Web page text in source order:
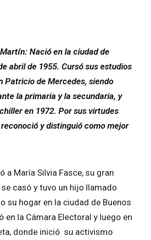
Nació en la ciudad de
abril de 1955. Cursó sus estudios
Patricio de Mercedes, siendo
la primaria y la secundaria, y
en 1972. Por sus virtudes
y distinguió como mejor
a María Silvia Fasce, su gran
casó y tuvo un hijo llamado
su hogar en la ciudad de Buenos
en la Cámara Electoral y luego en
donde inició su activismo